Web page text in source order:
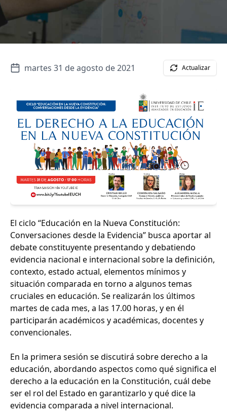
martes 31 de agosto de 2021 Actualizar
El ciclo “Educación en la Nueva Constitución:
Conversaciones desde la Evidencia” busca aportar al
debate constituyente presentando y debatiendo
evidencia nacional e internacional sobre la definición,
contexto, estado actual, elementos mínimos y
situación comparada en torno a algunos temas
cruciales en educación. Se realizarán los últimos
martes de cada mes, a las 17.00 horas, y en él
participarán académicos y académicas, docentes y
convencionales.
En la primera sesión se discutirá sobre derecho a la
educación, abordando aspectos como qué significa el
derecho a la educación en la Constitución, cuál debe
ser el rol del Estado en garantizarlo y qué dice la
evidencia comparada a nivel internacional.